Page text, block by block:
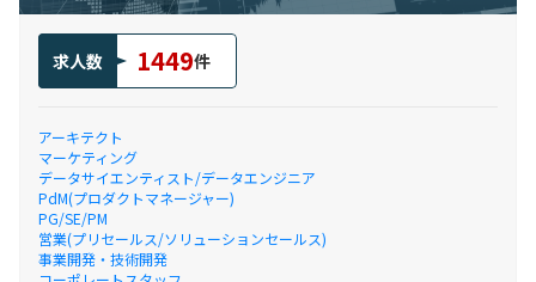
求人数 1449件
アーキテクト
マーケティング
データサイエンティスト/データエンジニア
PdM(プロダクトマネージャー)
PG/SE/PM
営業(プリセールス/ソリューションセールス)
事業開発・技術開発